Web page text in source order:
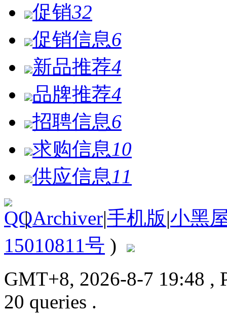
促销32
促销信息6
新品推荐4
品牌推荐4
招聘信息6
求购信息 10
供应信息 11
| Archiver|手机版|小黑
15010811号 )
GMT+8, 2026-8-7 19:48 ,
20 queries .